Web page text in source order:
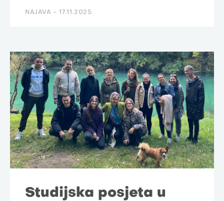
NAJAVA -17.11.2025.
Studijska posjeta u